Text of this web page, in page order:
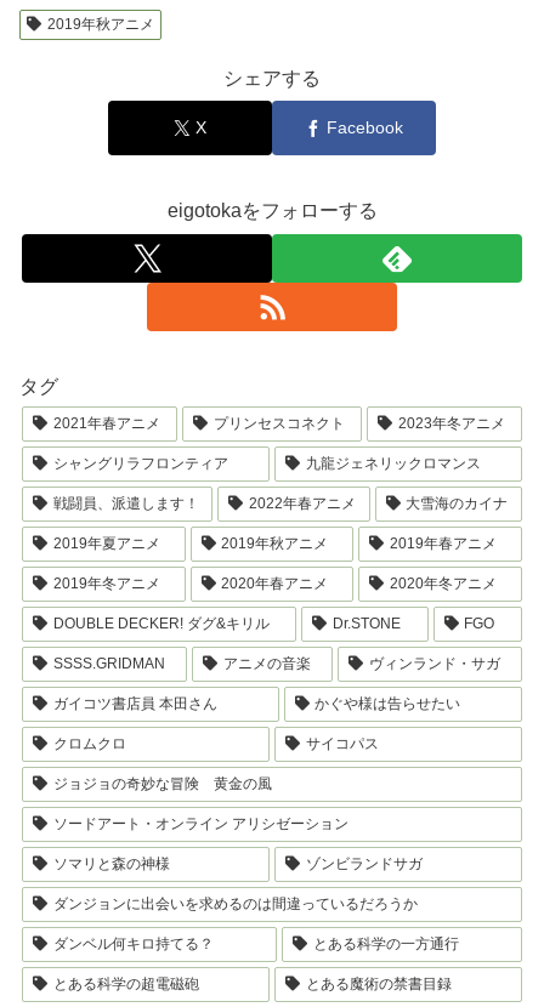
2019年秋アニメ
シェアする
X Facebook
eigotokaをフォローする
タグ
2021年春アニメ プリンセスコネクト 2023年冬アニメ
シャングリラフロンティア 九龍ジェネリックロマンス
戦闘員、派遣します！ 2022年春アニメ 大雪海のカイナ
2019年夏アニメ 2019年秋アニメ 2019年春アニメ
2019年冬アニメ 2020年春アニメ 2020年冬アニメ
DOUBLE DECKER! ダグ&キリル Dr.STONE FGO
SSSS.GRIDMAN アニメの音楽 ヴィンランド・サガ
ガイコツ書店員 本田さん かぐや様は告らせたい
クロムクロ サイコパス
ジョジョの奇妙な冒険 黄金の風
ソードアート・オンライン アリシゼーション
ソマリと森の神様 ゾンビランドサガ
ダンジョンに出会いを求めるのは間違っているだろうか
ダンベル何キロ持てる？ とある科学の一方通行
とある科学の超電磁砲 とある魔術の禁書目録